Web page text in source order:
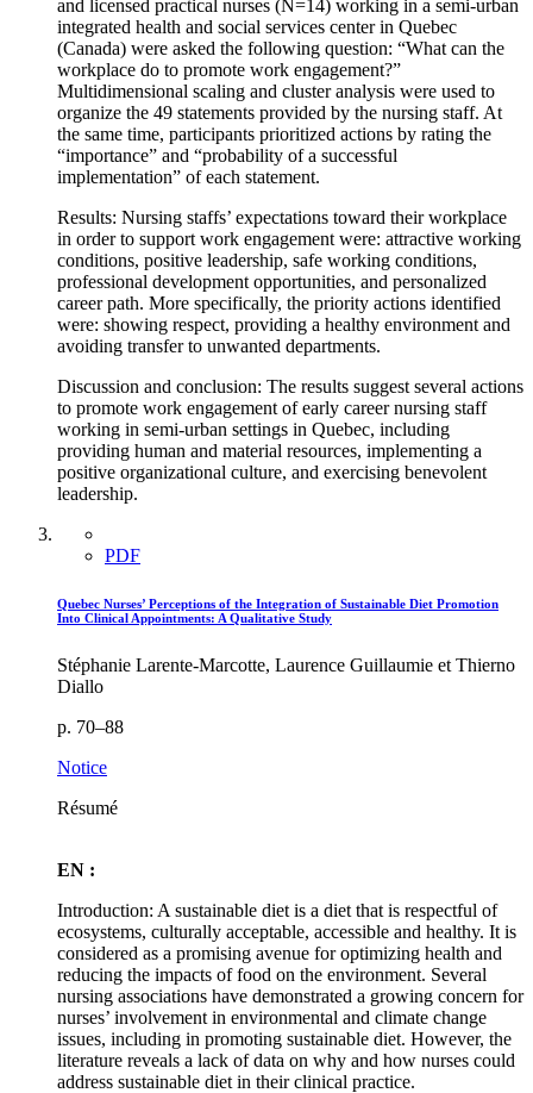
and licensed practical nurses (N=14) working in a semi-urban
integrated health and social services center in Quebec
(Canada) were asked the following question: “What can the
workplace do to promote work engagement?”
Multidimensional scaling and cluster analysis were used to
organize the 49 statements provided by the nursing staff. At
the same time, participants prioritized actions by rating the
“importance” and “probability of a successful
implementation” of each statement.
Results: Nursing staffs’ expectations toward their workplace
in order to support work engagement were: attractive working
conditions, positive leadership, safe working conditions,
professional development opportunities, and personalized
career path. More specifically, the priority actions identified
were: showing respect, providing a healthy environment and
avoiding transfer to unwanted departments.
Discussion and conclusion: The results suggest several actions
to promote work engagement of early career nursing staff
working in semi-urban settings in Quebec, including
providing human and material resources, implementing a
positive organizational culture, and exercising benevolent
leadership.
PDF
Quebec Nurses’ Perceptions of the Integration of Sustainable Diet Promotion
Into Clinical Appointments: A Qualitative Study
Stéphanie Larente-Marcotte, Laurence Guillaumie et Thierno
Diallo
p. 70–88
Notice
Résumé
EN :
Introduction: A sustainable diet is a diet that is respectful of
ecosystems, culturally acceptable, accessible and healthy. It is
considered as a promising avenue for optimizing health and
reducing the impacts of food on the environment. Several
nursing associations have demonstrated a growing concern for
nurses’ involvement in environmental and climate change
issues, including in promoting sustainable diet. However, the
literature reveals a lack of data on why and how nurses could
address sustainable diet in their clinical practice.